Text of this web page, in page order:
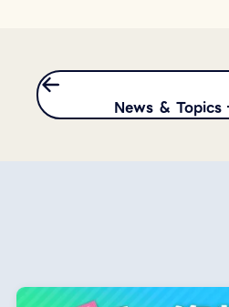
News ＆ Topics